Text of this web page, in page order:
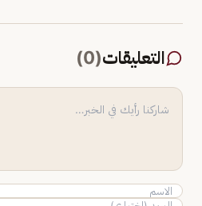
التعليقات(
0
)